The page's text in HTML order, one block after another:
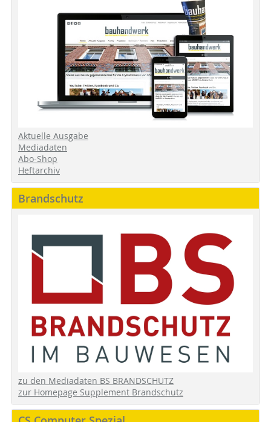
Aktuelle Ausgabe
Mediadaten
Abo-Shop
Heftarchiv
Brandschutz
zu den Mediadaten BS BRANDSCHUTZ
zur Homepage Supplement Brandschutz